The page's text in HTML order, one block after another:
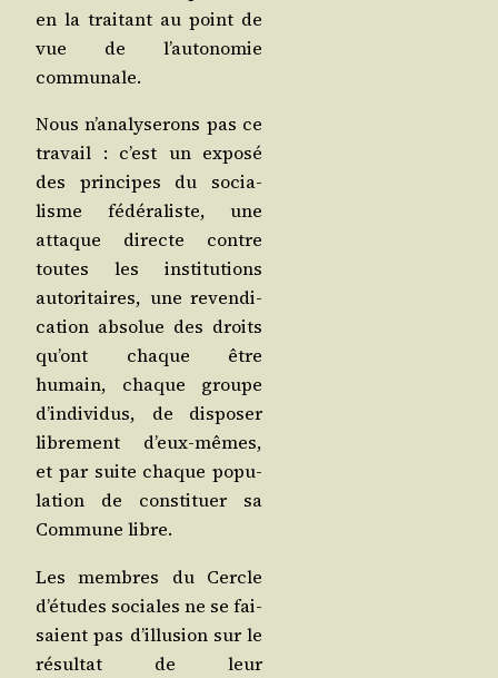
en la trai­tant au point de
vue de l’au­to­no­mie
communale.
Nous n’a­na­ly­se­rons pas ce
tra­vail : c’est un expo­sé
des prin­cipes du socia­
lisme fédé­ra­liste, une
attaque directe contre
toutes les ins­ti­tu­tions
auto­ri­taires, une reven­di­
ca­tion abso­lue des droits
qu’ont chaque être
humain, chaque groupe
d’in­di­vi­dus, de dis­po­ser
libre­ment d’eux-mêmes,
et par suite chaque popu­
la­tion de consti­tuer sa
Com­mune libre.
Les membres du Cercle
d’é­tudes sociales ne se fai­
saient pas d’illu­sion sur le
résul­tat de leur